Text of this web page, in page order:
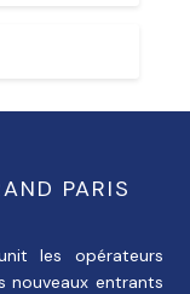
PARIS
les opérateurs
nouveaux entrants